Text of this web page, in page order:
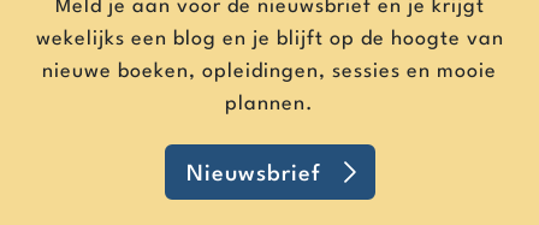
Meld je aan voor de nieuwsbrief en je krijgt
wekelijks een blog en je blijft op de hoogte van
nieuwe boeken, opleidingen, sessies en mooie
plannen.
Nieuwsbrief